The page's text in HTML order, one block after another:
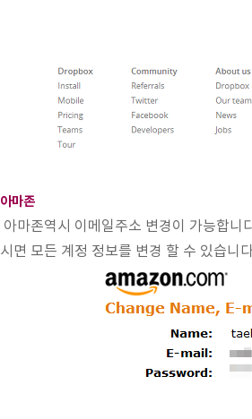
아마존
아마존역시 이메일주소 변경이 가능합
시면 모든 계정 정보를 변경 할 수 있습니